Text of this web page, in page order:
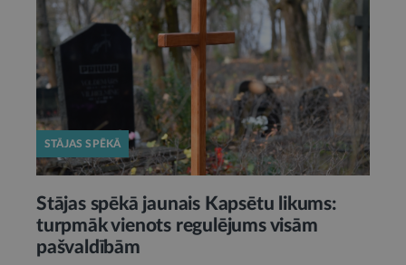
STĀJAS SPĒKĀ
Stājas spēkā jaunais Kapsētu likums:
turpmāk vienots regulējums visām
pašvaldībām